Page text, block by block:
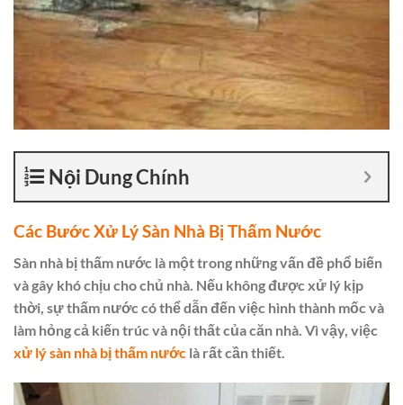
Nội Dung Chính
Các Bước Xử Lý Sàn Nhà Bị Thấm Nước
Sàn nhà bị thấm nước là một trong những vấn đề phổ biến
và gây khó chịu cho chủ nhà. Nếu không được xử lý kịp
thời, sự thấm nước có thể dẫn đến việc hình thành mốc và
làm hỏng cả kiến trúc và nội thất của căn nhà. Vì vậy, việc
xử lý sàn nhà bị thấm nước là rất cần thiết.